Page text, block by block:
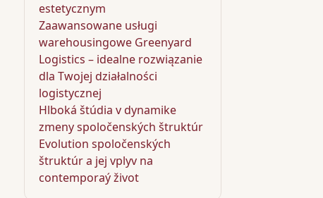
estetycznym
Zaawansowane usługi
warehousingowe Greenyard
Logistics – idealne rozwiązanie
dla Twojej działalności
logistycznej
Hlboká štúdia v dynamike
zmeny spoločenských štruktúr
Evolution spoločenských
štruktúr a jej vplyv na
contemporaý život